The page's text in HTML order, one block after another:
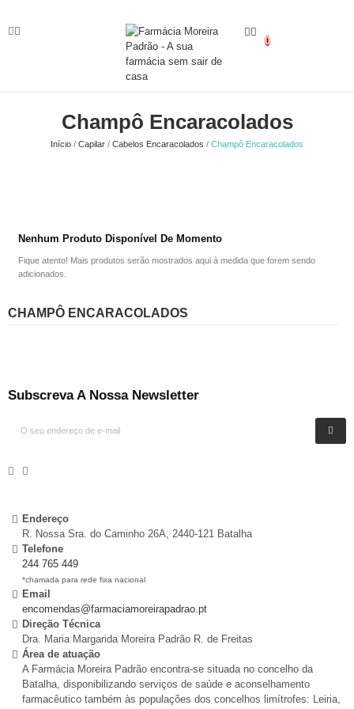
0
Champô Encaracolados
Início Capilar Cabelos Encaracolados Champô Encaracolados
CHAMPÔ ENCARACOLADOS
Nenhum Produto Disponível De Momento
Fique atento! Mais produtos serão mostrados aqui à medida que forem sendo
adicionados.
Subscreva A Nossa Newsletter
Endereço
R. Nossa Sra. do Caminho 26A, 2440-121 Batalha
Telefone
244 765 449
*chamada para rede fixa nacional
Email
encomendas@farmaciamoreirapadrao.pt
Direção Técnica
Dra. Maria Margarida Moreira Padrão R. de Freitas
Área de atuação
A Farmácia Moreira Padrão encontra-se situada no concelho da
Batalha, disponibilizando serviços de saúde e aconselhamento
farmacêutico também às populações dos concelhos limítrofes: Leiria,